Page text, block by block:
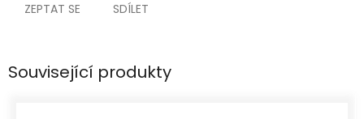
ZEPTAT SE SDÍLET
Související produkty